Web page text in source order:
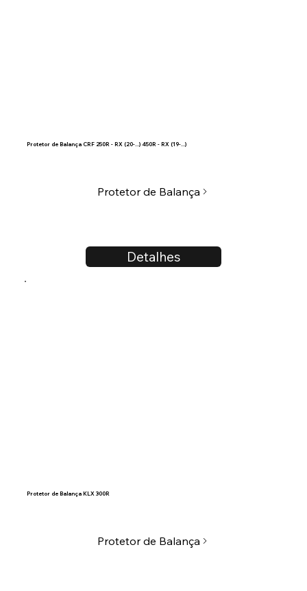
Protetor de Balança CRF 250R - RX (20-...) 450R - RX (19-...)
Detalhes
Protetor de Balança
Protetor de Balança KLX 300R
Protetor de Balança